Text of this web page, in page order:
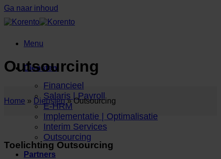
Ga naar inhoud
Menu
Diensten
Financieel
Salaris | Payroll
E-HRM
Implementatie | Optimalisatie
Interim Services
Outsourcing
Partners
Outsourcing
Home » Diensten»Outsourcing
Toelichting Outsourcing